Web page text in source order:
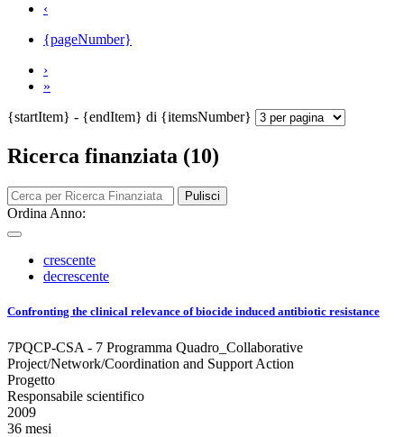
‹
{pageNumber}
›
»
{startItem} - {endItem} di {itemsNumber}
Ricerca finanziata (10)
Pulisci
Ordina Anno:
crescente
decrescente
Confronting the clinical relevance of biocide induced antibiotic resistance
7PQCP-CSA - 7 Programma Quadro_Collaborative
Project/Network/Coordination and Support Action
Progetto
Responsabile scientifico
2009
36 mesi